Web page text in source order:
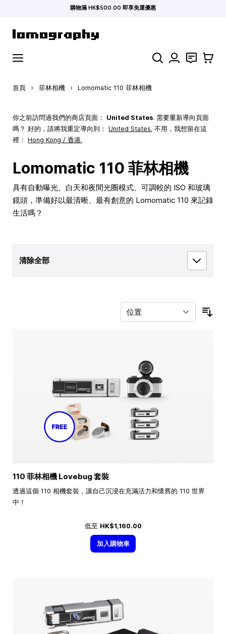
購物滿 HK$500.00 即享免運優惠
搜索 聯絡 購物車
首頁 › 菲林相機 › Lomomatic 110 菲林相機
你之前訪問過我們的商店頁面： United States. 需要重新導向頁面
嗎？ 好的，請將我重定導向到： United States. 不用，我想留在這
裡： Hong Kong / 香港.
Lomomatic 110 菲林相機
具有自動曝光、白天和夜間光圈模式、可調較的 ISO 和玻璃
鏡頭，準備好以最清晰、最有創意的 Lomomatic 110 來記錄
生活嗎？
清除全部
110 菲林相機 Lovebug 套裝
透過這個 110 相機套裝，讓自己沉浸在充滿活力和懷舊的 110 世界
中！
低至 HK$1,160.00
加入購物車